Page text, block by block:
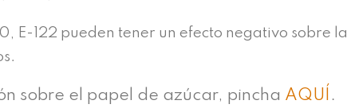
E-122 pueden tener un efecto negativo sobre la
sobre el papel de azúcar, pincha AQUÍ .